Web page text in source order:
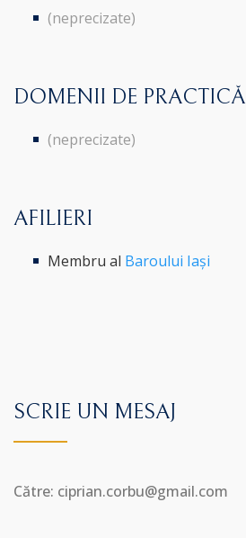
(neprecizate)
DOMENII DE PRACTICĂ
(neprecizate)
AFILIERI
Membru al Baroului Iași
SCRIE UN MESAJ
Către: ciprian.corbu@gmail.com